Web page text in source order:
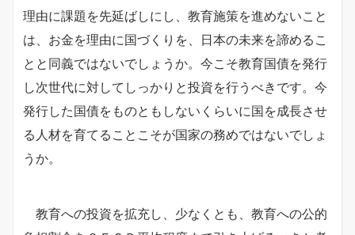
理由に課題を先延ばしにし、教育施策を進めないこと
は、お金を理由に国づくりを、日本の未来を諦めるこ
とと同義ではないでしょうか。今こそ教育国債を発行
し次世代に対してしっかりと投資を行うべきです。今
発行した国債をものともしないくらいに国を成長させ
る人材を育てることこそが国家の務めではないでしょ
うか。
教育への投資を拡充し、少なくとも、教育への公的